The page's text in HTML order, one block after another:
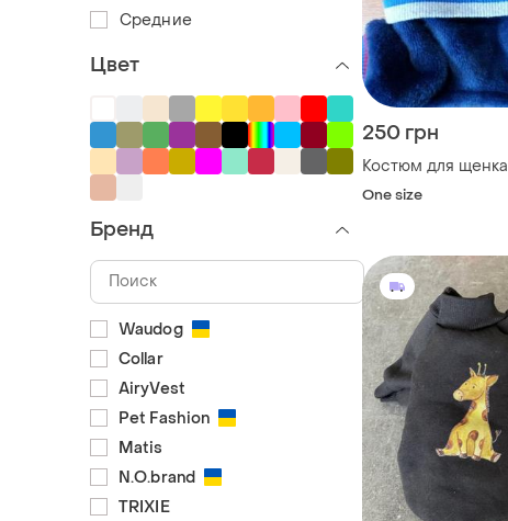
250 грн
Костюм для щенка
One size
Средние
Цвет
Бренд
Waudog
Collar
AiryVest
Pet Fashion
Matis
N.O.brand
TRIXIE